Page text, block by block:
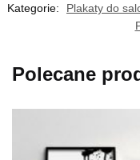
Kategorie:
Plakaty do
Polecane